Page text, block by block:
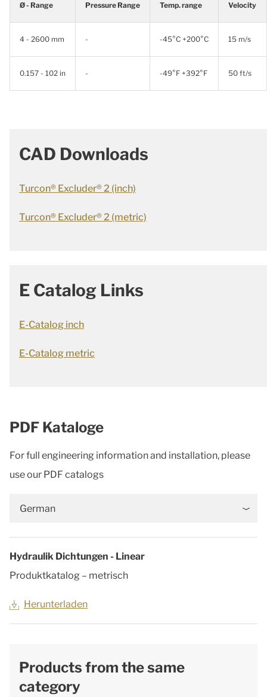
Ø - Range Pressure Range Temp. range Velocity
4 - 2600 mm - -45°C +200°C 15 m/s
0.157 - 102 in - -49°F +392°F 50 ft/s
CAD Downloads
Turcon® Excluder® 2 (inch)
Turcon® Excluder® 2 (metric)
E Catalog Links
E-Catalog inch
E-Catalog metric
PDF Kataloge
For full engineering information and installation, please
use our PDF catalogs
German
Hydraulik Dichtungen - Linear
Produktkatalog – metrisch
Herunterladen
Products from the same
category